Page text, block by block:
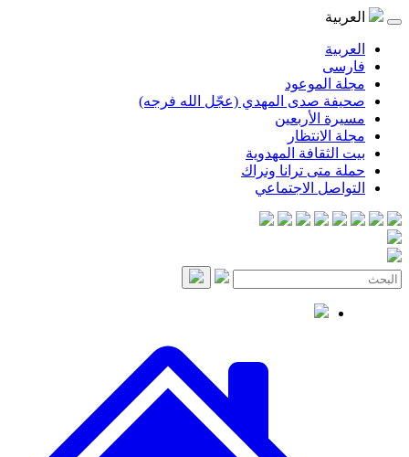
المهدي (عجّل الله فرجه)
المهدوية
ترانا ونراك
الاجتماعي